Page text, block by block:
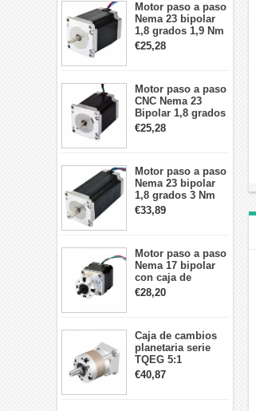
Motor paso a paso
Nema 23 bipolar
1,8 grados 1,9 Nm
2,8 A 3,2 V
57x57x76mm 4
€25,28
Motor paso a paso
CNC Nema 23
Bipolar 1,8 grados
1,9 Nm 3A 3,36 V
57x57x76mm 4
€25,28
Motor paso a paso
Nema 23 bipolar
1,8 grados 3 Nm
4,2A 57x57x114mm
motor paso a paso
€33,89
Motor paso a paso
Nema 17 bipolar
con caja de
cambios planetaria
5:1 longitud 33mm
Robot CNC DIY
€28,20
Caja de cambios
planetaria serie
TQEG 5:1
contragolpe 15
arcmin para motor
€40,87